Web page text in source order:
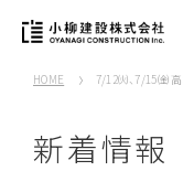
HOME 7/12㈫、7/15㈮
新着情報